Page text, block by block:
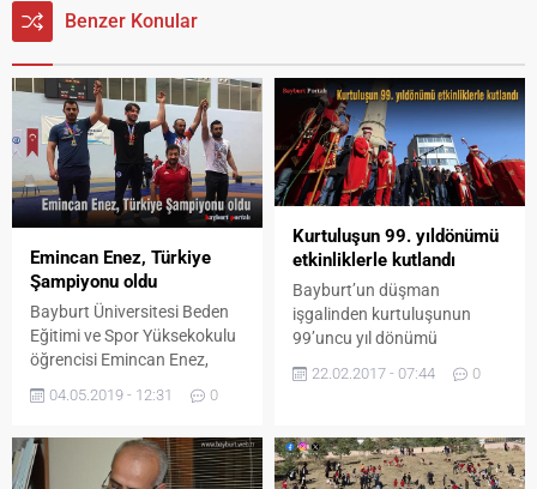
Benzer Konular
Emincan Enez, Türkiye
Şampiyonu oldu
Bayburt Üniversitesi Beden
Eğitimi ve Spor Yüksekokulu
öğrencisi Emincan Enez,
Klasman Serbest Güreş
Kilogram kategorisinde
şampiyonluk elde etti.
04.05.2019 - 12:31 0
Kurtuluşun 99. yıldönümü
etkinliklerle kutlandı
Bayburt’un düşman
işgalinden kurtuluşunun
99’uncu yıl dönümü
düzenlenen bir dizi etkinlikle
kutlandı.
22.02.2017 - 07:44 0